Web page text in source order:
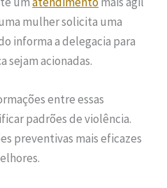
mulher solicita uma
informa a delegacia para
sejam acionadas.
entre essas
padrões de violência.
preventivas mais eficazes